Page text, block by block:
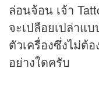
ล่อนจ้อน เจ้า
จะเปลือยเปล่าแ
ตัวเครื่องซึ่งไม่ต้
อย่างใดครับ